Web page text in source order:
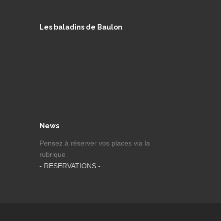
Les baladins de Baulon
News
Pensez à réserver vos places via la
rubrique
- RESERVATIONS -